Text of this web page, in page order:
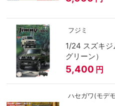
フジミ
1/24 スズキ
グリーン）
5,400 円
ハセガワ(モデ